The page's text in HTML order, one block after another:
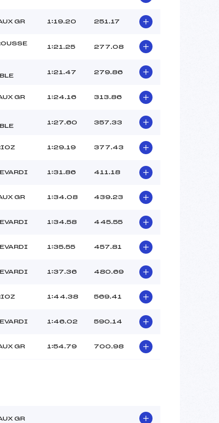
11h30
FERRARI JULES (DA)
CERET MILA (DA)
-6C
GR 1:19.20 251.17
1:21.25 277.08
1:21.47 279.86
GR 1:24.16 313.86
1:27.60 357.33
1:29.19 377.43
1:31.86 411.18
GR 1:34.08 439.23
1:34.58 445.55
1:35.55 457.81
1:37.36 480.69
1:44.38 569.41
1:46.02 590.14
GR 1:54.79 700.98
GR